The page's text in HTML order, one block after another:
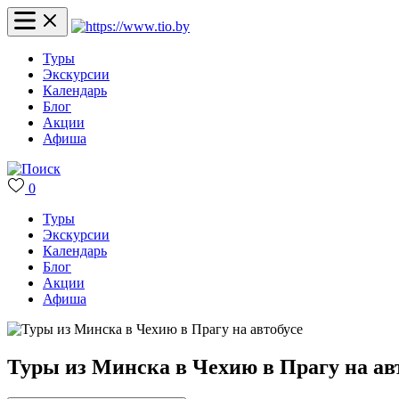
Туры
Экскурсии
Календарь
Блог
Акции
Афиша
0
Туры
Экскурсии
Календарь
Блог
Акции
Афиша
Туры из Минска в Чехию в Прагу на